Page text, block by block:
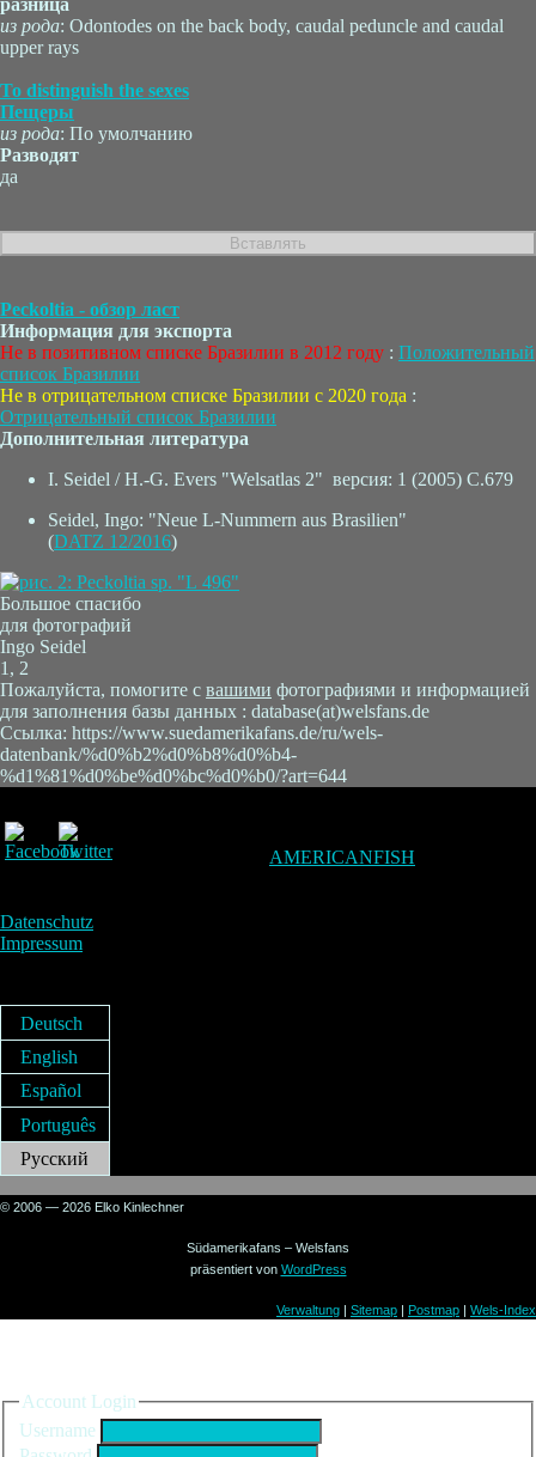
разница
из рода: Odontodes on the back body, caudal peduncle and caudal
upper rays
To distinguish the sexes
Пещеры
из рода: По умолчанию
Разводят
да
Peckoltia - обзор ласт
Информация для экспорта
Не в позитивном списке Бразилии в 2012 году : Положительный
список Бразилии
Не в отрицательном списке Бразилии с 2020 года :
Отрицательный список Бразилии
Дополнительная литература
I. Seidel / H.-G. Evers "Welsatlas 2" версия: 1 (2005) C.679
Seidel, Ingo: "Neue L-Nummern aus Brasilien"
(DATZ 12/2016)
Большое спасибо
для фотографий
Ingo Seidel
1, 2
Пожалуйста, помогите с вашими фотографиями и информацией
для заполнения базы данных : database(at)welsfans.de
Ссылка: https://www.suedamerikafans.de/ru/wels-
datenbank/%d0%b2%d0%b8%d0%b4-
%d1%81%d0%be%d0%bc%d0%b0/?art=644
AMERICANFISH
Datenschutz
Impressum
Deutsch
English
Español
Português
Русский
© 2006 — 2026 Elko Kinlechner
Südamerikafans – Welsfans
präsentiert von WordPress
Verwaltung Sitemap Postmap Wels-Index
Account Login
Username